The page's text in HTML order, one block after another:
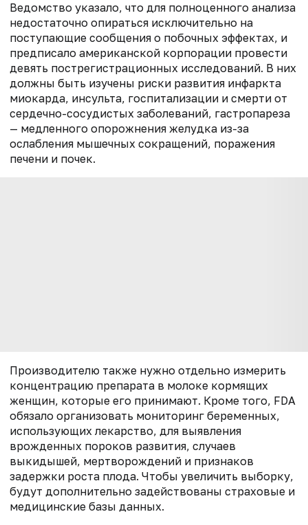
Ведомство указало, что для полноценного анализа
недостаточно опираться исключительно на
поступающие сообщения о побочных эффектах, и
предписало американской корпорации провести
девять пострегистрационных исследований. В них
должны быть изучены риски развития инфаркта
миокарда, инсульта, госпитализации и смерти от
сердечно-сосудистых заболеваний, гастропареза
— медленного опорожнения желудка из-за
ослабления мышечных сокращений, поражения
печени и почек.
Производителю также нужно отдельно измерить
концентрацию препарата в молоке кормящих
женщин, которые его принимают. Кроме того, FDA
обязало организовать мониторинг беременных,
использующих лекарство, для выявления
врожденных пороков развития, случаев
выкидышей, мертворождений и признаков
задержки роста плода. Чтобы увеличить выборку,
будут дополнительно задействованы страховые и
медицинские базы данных.